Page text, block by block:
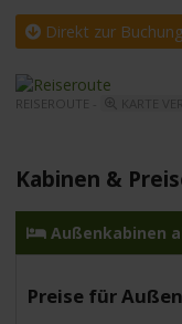
Direkt zur
REISEROUTE -
Kabinen &
Außenkabinen
Preise für